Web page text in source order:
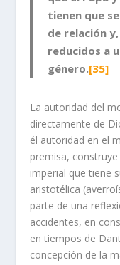
tienen que
de relación
reducidos a
género.[35]
La autoridad del
directamente de
él autoridad en el
premisa,
imperial que tiene
aristotélica
parte de una
accidentes, en
en tiempos de
concepción de la